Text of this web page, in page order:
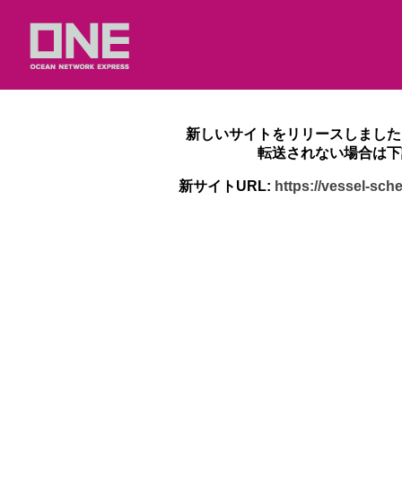
新しいサイトをリリースしまし
転送されない場合は
新サイトURL: https://vessel-